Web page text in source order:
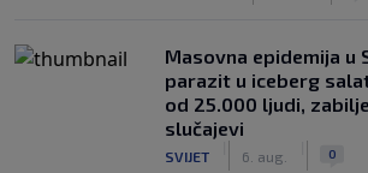
Masovna epidemija u
parazit u iceberg
od 25.000 ljudi,
slučajevi
SVIJET 6. aug. 0